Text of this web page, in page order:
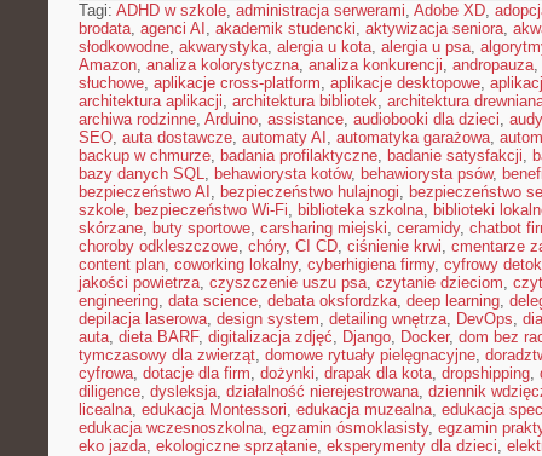
Tagi: ADHD w szkole, administracja serwerami, Adobe XD,
brodata, agenci AI , akademik studencki, aktywizacja seniora,
słodkowodne, akwarystyka, alergia u kota, alergia u psa,
Amazon, analiza kolorystyczna, analiza konkurencji, andropauza,
słuchowe, aplikacje cross-platform, aplikacje desktopowe,
architektura aplikacji, architektura bibliotek, architektura
archiwa rodzinne, Arduino, assistance, audiobooki dla dzieci,
SEO, auta dostawcze, automaty AI , automatyka garażowa,
backup w chmurze, badania profilaktyczne, badanie satysfakcji,
bazy danych SQL, behawiorysta kotów, behawiorysta psów,
bezpieczeństwo AI , bezpieczeństwo hulajnogi, bezpieczeństwo
szkole, bezpieczeństwo Wi-Fi, biblioteka szkolna, biblioteki
skórzane, buty sportowe, carsharing miejski, ceramidy, chatbot
choroby odkleszczowe, chóry, CI CD, ciśnienie krwi, cmentarze
content plan, coworking lokalny, cyberhigiena firmy, cyfrowy
jakości powietrza, czyszczenie uszu psa, czytanie dzieciom,
engineering, data science, debata oksfordzka, deep learning,
depilacja laserowa, design system, detailing wnętrza, DevOps,
auta, dieta BARF, digitalizacja zdjęć, Django, Docker, dom bez
tymczasowy dla zwierząt, domowe rytuały pielęgnacyjne,
cyfrowa, dotacje dla firm, dożynki, drapak dla kota, dropshipping,
diligence, dysleksja, działalność nierejestrowana, dziennik
licealna, edukacja Montessori, edukacja muzealna, edukacja
edukacja wczesnoszkolna, egzamin ósmoklasisty, egzamin
eko jazda, ekologiczne sprzątanie, eksperymenty dla dzieci,